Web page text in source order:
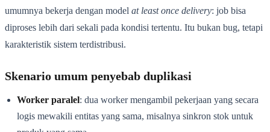
umumnya bekerja dengan model at least once delivery: job bisa
diproses lebih dari sekali pada kondisi tertentu. Itu bukan bug, tetapi
karakteristik sistem terdistribusi.
Skenario umum penyebab duplikasi
Worker paralel: dua worker mengambil pekerjaan yang secara
logis mewakili entitas yang sama, misalnya sinkron stok untuk